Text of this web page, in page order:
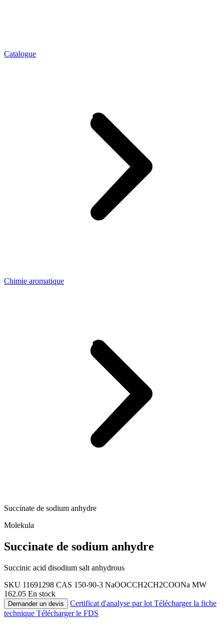
Catalogue
Chimie aromatique
Succinate de sodium anhydre
Molekula
Succinate de sodium anhydre
Succinic acid disodium salt anhydrous
SKU 11691298 CAS 150-90-3 NaOOCCH2CH2COONa MW
162.05 En stock
Demander un devis Certificat d'analyse par lot Télécharger la fiche
technique Télécharger le FDS